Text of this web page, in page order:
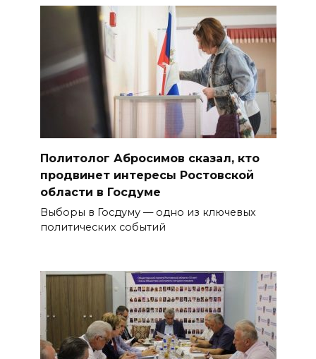
Политолог Абросимов сказал, кто
продвинет интересы Ростовской
области в Госдуме
Выборы в Госдуму — одно из ключевых
политических событий